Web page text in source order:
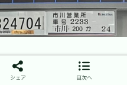
です。こんにちは。
シェア 目次へ